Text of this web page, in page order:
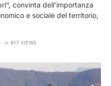
convinta dell’importanza
e sociale del territorio,
617 VIEWS